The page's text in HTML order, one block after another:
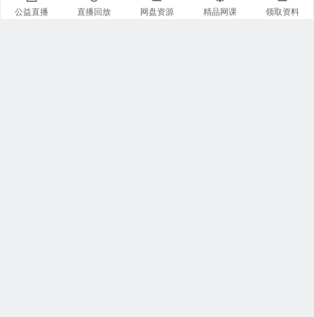
公益直播 直播回放 网盘资源 精品网课 领取资料